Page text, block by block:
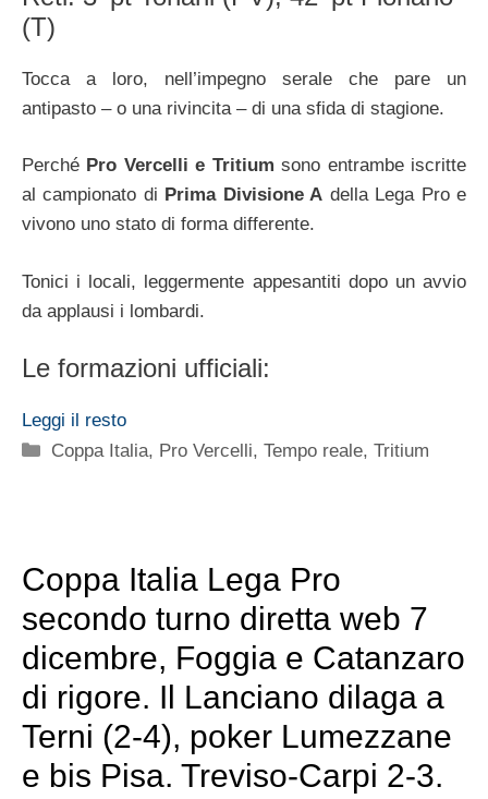
(T)
Tocca a loro, nell’impegno serale che pare un
antipasto – o una rivincita – di una sfida di stagione.
Perché Pro Vercelli e Tritium sono entrambe iscritte
al campionato di Prima Divisione A della Lega Pro e
vivono uno stato di forma differente.
Tonici i locali, leggermente appesantiti dopo un avvio
da applausi i lombardi.
Le formazioni ufficiali:
Leggi il resto
Categorie
Coppa Italia, Pro Vercelli,Tempo reale,Tritium
Coppa Italia Lega Pro
secondo turno diretta web 7
dicembre, Foggia e Catanzaro
di rigore. Il Lanciano dilaga a
Terni (2-4), poker Lumezzane
e bis Pisa. Treviso-Carpi 2-3.